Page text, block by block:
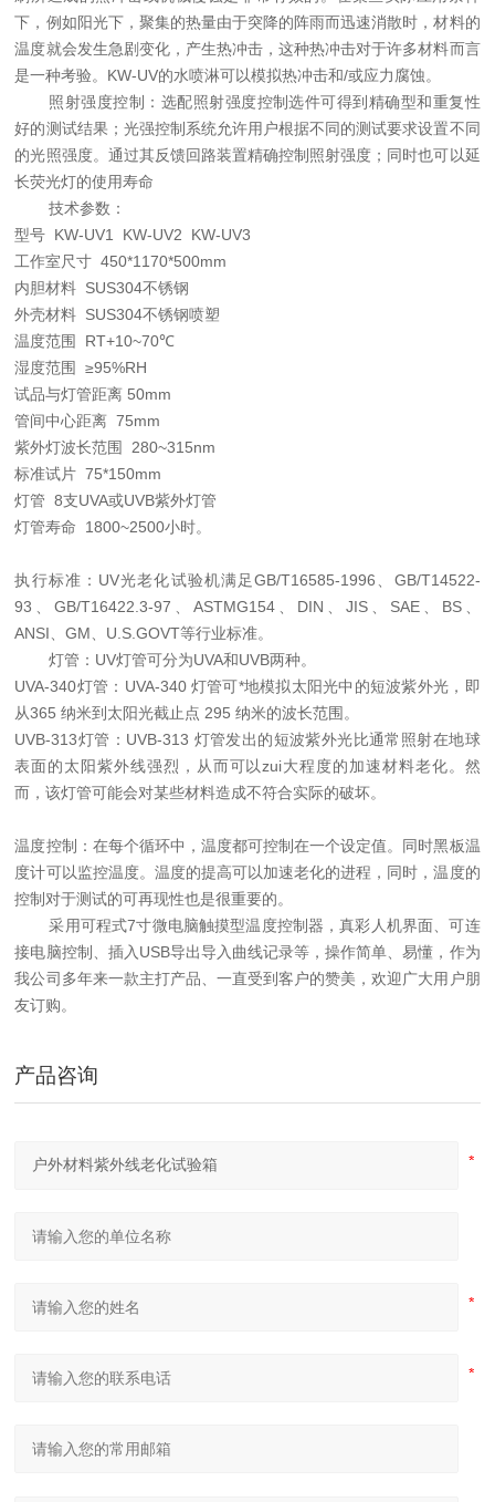
下，例如阳光下，聚集的热量由于突降的阵雨而迅速消散时，材料的
温度就会发生急剧变化，产生热冲击，这种热冲击对于许多材料而言
是一种考验。KW-UV的水喷淋可以模拟热冲击和/或应力腐蚀。
照射强度控制：选配照射强度控制选件可得到精确型和重复性
好的测试结果；光强控制系统允许用户根据不同的测试要求设置不同
的光照强度。通过其反馈回路装置精确控制照射强度；同时也可以延
长荧光灯的使用寿命
技术参数：
型号 KW-UV1 KW-UV2 KW-UV3
工作室尺寸 450*1170*500mm
内胆材料 SUS304不锈钢
外壳材料 SUS304不锈钢喷塑
温度范围 RT+10~70℃
湿度范围 ≥95%RH
试品与灯管距离 50mm
管间中心距离 75mm
紫外灯波长范围 280~315nm
标准试片 75*150mm
灯管 8支UVA或UVB紫外灯管
灯管寿命 1800~2500小时。
执行标准：UV光老化试验机满足GB/T16585-1996、GB/T14522-
93、GB/T16422.3-97、ASTMG154、DIN、JIS、SAE、BS、
ANSI、GM、U.S.GOVT等行业标准。
灯管：UV灯管可分为UVA和UVB两种。
UVA-340灯管：UVA-340 灯管可*地模拟太阳光中的短波紫外光，即
从365 纳米到太阳光截止点 295 纳米的波长范围。
UVB-313灯管：UVB-313 灯管发出的短波紫外光比通常照射在地球
表面的太阳紫外线强烈，从而可以zui大程度的加速材料老化。然
而，该灯管可能会对某些材料造成不符合实际的破坏。
温度控制：在每个循环中，温度都可控制在一个设定值。同时黑板温
度计可以监控温度。温度的提高可以加速老化的进程，同时，温度的
控制对于测试的可再现性也是很重要的。
采用可程式7寸微电脑触摸型温度控制器，真彩人机界面、可连
接电脑控制、插入USB导出导入曲线记录等，操作简单、易懂，作为
我公司多年来一款主打产品、一直受到客户的赞美，欢迎广大用户朋
友订购。
产品咨询